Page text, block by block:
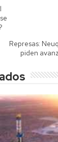
Represas:
piden